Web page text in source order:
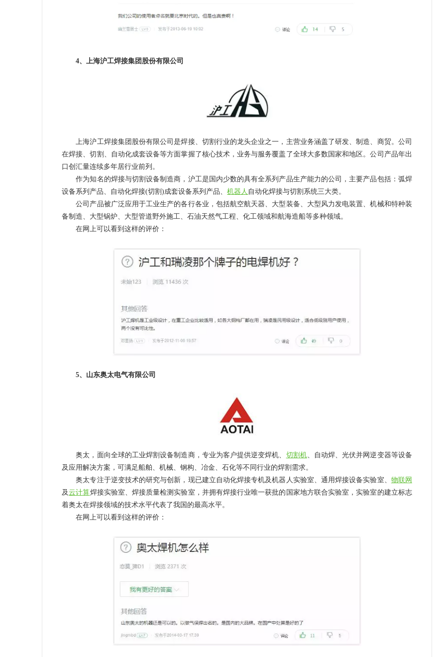
4、上海沪工焊接集团股份有限公司
上海沪工焊接集团股份有限公司是焊接、切割行业的龙头企业之一，主营业务涵盖了研发、制造、商贸。公司
在焊接、切割、自动化成套设备等方面掌握了核心技术，业务与服务覆盖了全球大多数国家和地区。公司产品年出
口创汇量连续多年居行业前列。
作为知名的焊接与切割设备制造商，沪工是国内少数的具有全系列产品生产能力的公司，主要产品包括：弧焊
设备系列产品、自动化焊接(切割)成套设备系列产品、机器人 自动化焊接与切割系统三大类。
公司产品被广泛应用于工业生产的各行各业，包括航空航天器、大型装备、大型风力发电装置、机械和特种装
备制造、大型锅炉、大型管道野外施工、石油天然气工程、化工领域和航海造船等多种领域。
在网上可以看到这样的评价：
5、山东奥太电气有限公司
奥太，面向全球的工业焊割设备制造商，专业为客户提供逆变焊机、 切割机、自动焊、光伏并网逆变器等设备
及应用解决方案，可满足船舶、机械、钢构、冶金、石化等不同行业的焊割需求。
奥太专注于逆变技术的研究与创新，现已建立自动化焊接专机及机器人实验室、通用焊接设备实验室、 物联网
及云计算焊接实验室、焊接质量检测实验室，并拥有焊接行业唯一获批的国家地方联合实验室，实验室的建立标志
着奥太在焊接领域的技术水平代表了我国的最高水平。
在网上可以看到这样的评价：